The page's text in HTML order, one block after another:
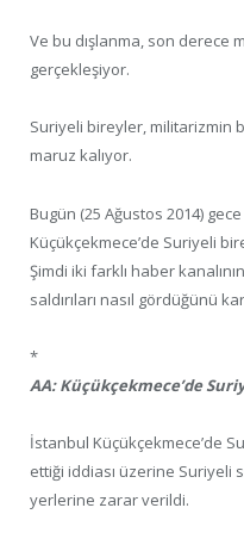
Ve bu dışlanma, son derece
gerçekleşiyor.
Suriyeli bireyler, militarizmin
maruz kalıyor.
Bugün (25 Ağustos 2014)
Küçükçekmece’de Suriyeli
Şimdi iki farklı haber
saldırıları nasıl gördüğünü
*
AA: Küçükçekmece’de
İstanbul Küçükçekmece’de
ettiği iddiası üzerine Suriyeli
yerlerine zarar verildi.